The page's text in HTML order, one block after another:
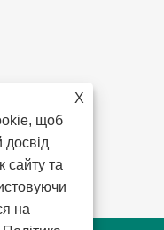
X
щоб
сайту та
на